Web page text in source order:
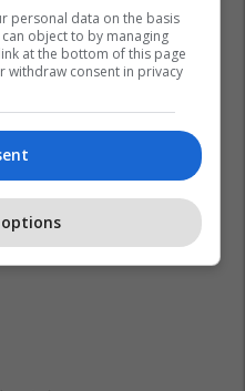
personal data on the basis
object to by managing
at the bottom of this page
withdraw consent in privacy